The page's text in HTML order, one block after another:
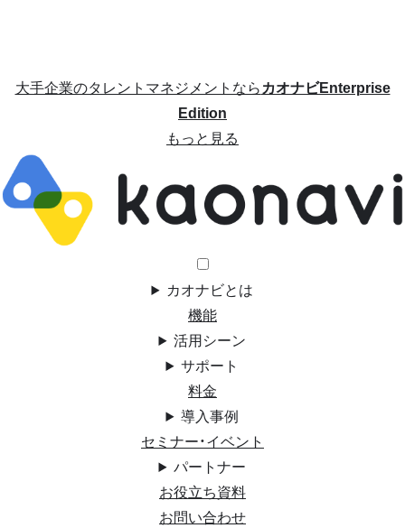
大手企業のタレントマネジメントならカオナビEnterprise
Edition
もっと見る
カオナビとは
機能
活用シーン
サポート
料金
導入事例
セミナー・イベント
パートナー
お役立ち資料
お問い合わせ